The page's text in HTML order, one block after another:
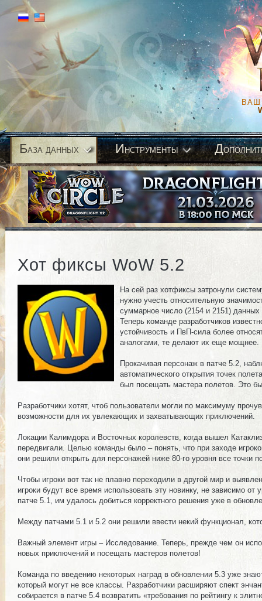
ВАШ
База данных Инструменты Д
Хот фиксы WoW 5.2
На сей раз хотфиксы затронули
нужно учесть относительную
суммарное число (2154 и 2151) данных
Теперь команде разработчиков
устойчивость и ПвП-сила более
аналогами, те делают их еще мощнее.
Прокачивая персонаж в патче 5.2,
автоматического открытия точек
был посещать мастера полетов. Это
Разработчики хотят, чтоб пользователи могли по максимуму
возможности для их увлекающих и захватывающих приключений.
Локации Калимдора и Восточных королевств, когда вышел
передвигали. Целью команды было – понять, что при заходе
они решили открыть для персонажей ниже 80-го уровня все точки
Чтобы игроки вот так не плавно переходили в другой мир и
игроки будут все время использовать эту новинку, не зависимо
патче 5.1, им удалось добиться корректного решения уже в
Между патчами 5.1 и 5.2 они решили ввести некий функционал,
Важный элемент игры – Исследование. Теперь, прежде чем он
новых приключений и посещать мастеров полетов!
Команда по введению некоторых наград в обновлении 5.3 уже
который могут не все классы. Разработчики расширяют спект
собирается в патче 5.4 возвратить «требования по рейтингу к